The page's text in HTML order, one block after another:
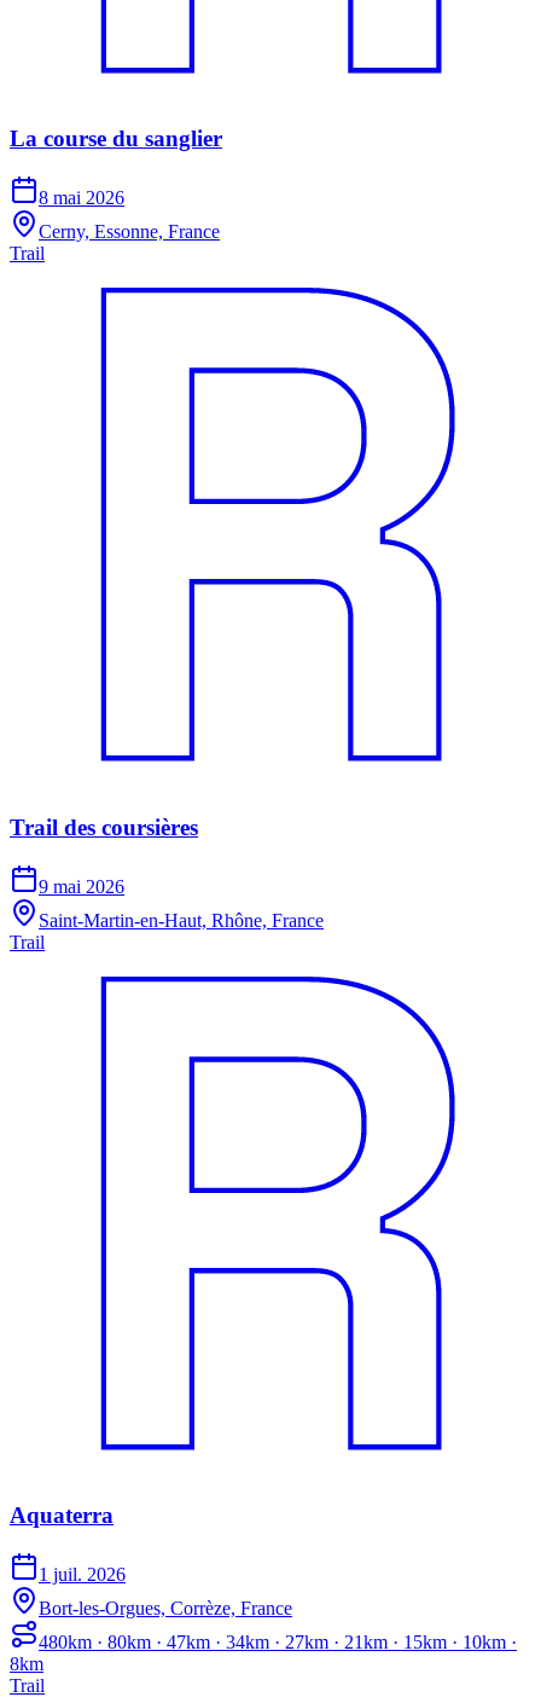
La course du sanglier
8 mai 2026
Cerny, Essonne, France
Trail
Trail des coursières
9 mai 2026
Saint-Martin-en-Haut, Rhône, France
Trail
Aquaterra
1 juil. 2026
Bort-les-Orgues, Corrèze, France
480km · 80km · 47km · 34km · 27km · 21km · 15km · 10km ·
8km
Trail